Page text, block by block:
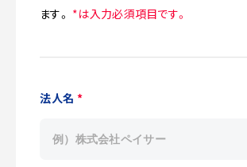
ます。 *は入力必須項目です。
法人名*